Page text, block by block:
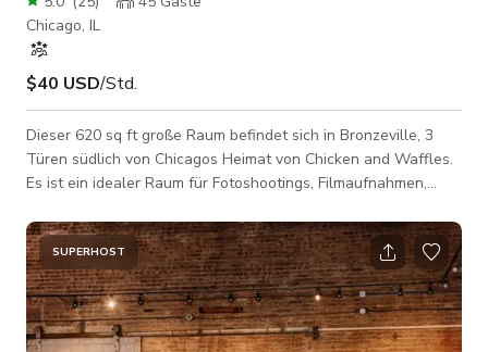
Chicago, IL
$40 USD/Std.
Dieser 620 sq ft große Raum befindet sich in Bronzeville, 3
Türen südlich von Chicagos Heimat von Chicken and Waffles.
Es ist ein idealer Raum für Fotoshootings, Filmaufnahmen,
bietet Platz für 50 Personen oder weniger und ist genau die
richtige Größe für Ihre Veranstaltung.
SUPERHOST